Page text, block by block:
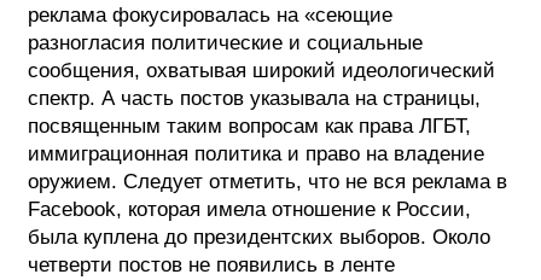
реклама фокусировалась на «сеющие
разногласия политические и социальные
сообщения, охватывая широкий идеологический
спектр. А часть постов указывала на страницы,
посвященным таким вопросам как права ЛГБТ,
иммиграционная политика и право на владение
оружием. Следует отметить, что не вся реклама в
Facebook, которая имела отношение к России,
была куплена до президентских выборов. Около
четверти постов не появились в ленте
ТИПОГРАФИКА
ИСТОРИИ БРЕНДОВ
О ПРОЕКТЕ
РЕКЛАМА
КОНТАКТЫ